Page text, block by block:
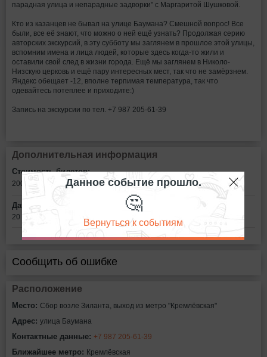
парадная улица и непарадные задворки" с Маргаритой Шушковой.
Кто из казанцев не бывал на улице Баумана? Смешной вопрос! Все
были, все её знают, что можно о ней ещё узнать? Продолжая серию
авторских экскурсий, в эту субботу мы заглянем в прошлое этой улицы,
вспомним имена и лица людей, которые здесь когда-то жили и
оставили свой след в жизни города. Ещё мы заглянем в Николо-
Низскую церковь и ещё пару интересных мест, так что не замёрзнем.
Яндекс обещает -12, вполне терпимая температура, так что
одевайтесь потеплее и приходите:)
Запись на экскурсии по тел. +7 987 205-61-39
Дополнительная информация
Стоимость билетов:
200 рублей
Дата:
20 января в 12:00
Сообщить об ошибке
Расположение
Место: Сбор возле Зиланта, выход из метро "Кремлёвская"
Адрес: улица Баумана
Контактные данные: +7 987 205-61-39
Ближайшее метро: Кремлёвская
Данное событие прошло.
🤔
Вернуться к событиям